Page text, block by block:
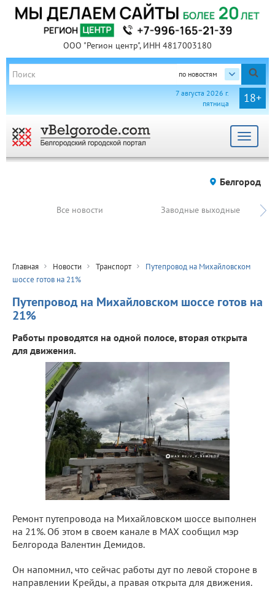
ООО "Регион центр", ИНН 4817003180
по новостям
18+
7 августа 2026 г.
пятница
Toggle
Белгород
Все новости Заводные выходные
Главная Новости Транспорт
Путепровод на Михайловском
шоссе готов на 21%
Путепровод на Михайловском шоссе готов на
21%
Работы проводятся на одной полосе, вторая открыта
для движения.
Ремонт путепровода на Михайловском шоссе выполнен
на 21%. Об этом в своем канале в МАХ сообщил мэр
Белгорода Валентин Демидов.
Он напомнил, что сейчас работы дут по левой стороне в
направлении Крейды, а правая открыта для движения.